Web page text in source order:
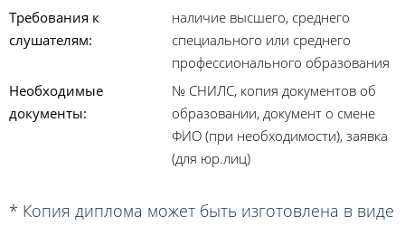
Требования к
слушателям:
наличие высшего, среднего
специального или среднего
профессионального образования
Необходимые
документы:
№ СНИЛС, копия документов об
образовании, документ о смене
ФИО (при необходимости), заявка
(для юр.лиц)
* Копия диплома может быть изготовлена в виде